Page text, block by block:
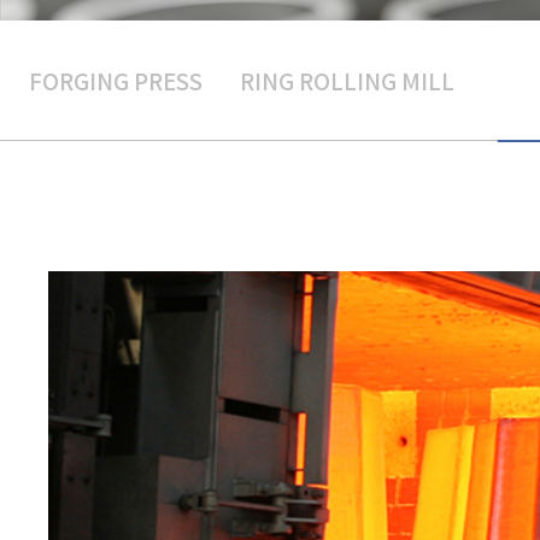
FORGING PRESS RING ROLLING MILL